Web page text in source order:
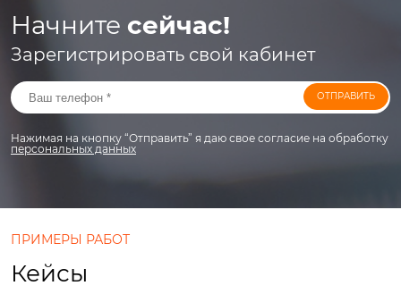
Начните сейчас!
Зарегистрировать свой кабинет
ОТПРАВИТЬ
Нажимая на кнопку “Отправить” я даю свое согласие на обработку
персональных данных
ПРИМЕРЫ РАБОТ
Кейсы